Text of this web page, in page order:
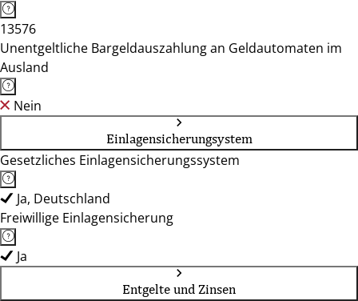
13576
Unentgeltliche Bargeldauszahlung an Geldautomaten im
Ausland
Nein
Einlagensicherungsystem
Gesetzliches Einlagensicherungssystem
Ja, Deutschland
Freiwillige Einlagensicherung
Ja
Entgelte und Zinsen